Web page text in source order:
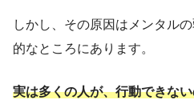
しかし、その原因はメンタル
的なところにあります。
実は多くの人が、行動できな